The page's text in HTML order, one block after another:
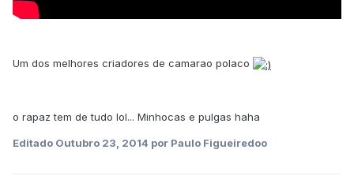
Um dos melhores criadores de camarao polaco
o rapaz tem de tudo lol... Minhocas e pulgas haha
Editado Outubro 23, 2014 por Paulo Figueiredoo